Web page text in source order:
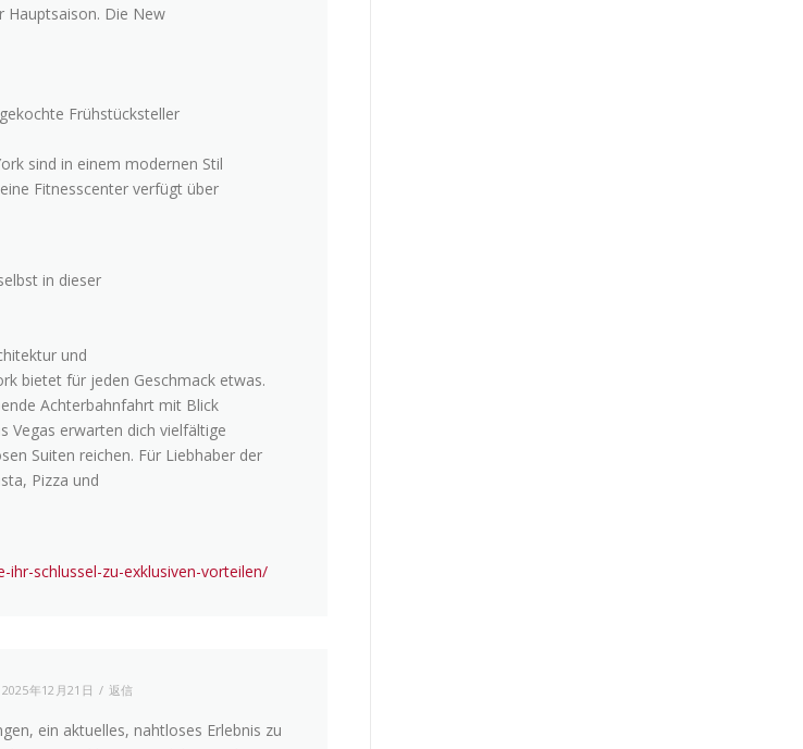
Hauptsaison. Die New
Frühstücksteller
sind in einem modernen Stil
Fitnesscenter verfügt über
in dieser
und
bietet für jeden Geschmack etwas.
Achterbahnfahrt mit Blick
Vegas erwarten dich vielfältige
Suiten reichen. Für Liebhaber der
Pizza und
schlussel-zu-exklusiven-vorteilen/
2025年12月21日 返信
ein aktuelles, nahtloses Erlebnis zu